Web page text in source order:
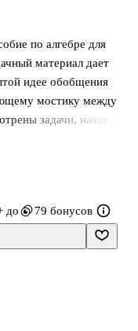
по алгебре для
материал дает
идее обобщения
мостику между
задачи, начиная
прошлых лет.
до 79 бонусов